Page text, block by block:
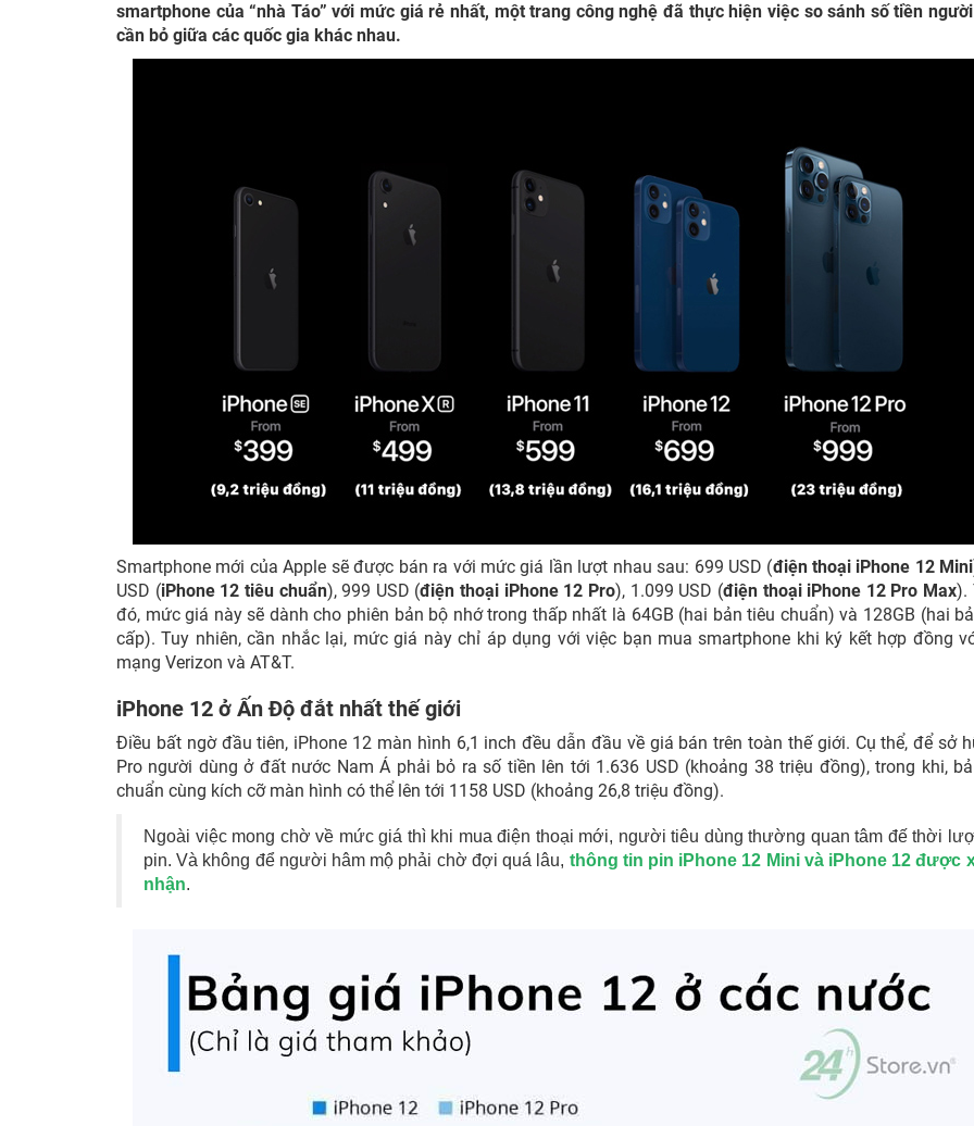
smartphone của “nhà Táo” với mức giá rẻ nhất, một trang công nghệ đã thực hiện việc so sánh số tiền
cần bỏ giữa các quốc gia khác nhau.
Smartphone mới của Apple sẽ được bán ra với mức giá lần lượt nhau sau: 699 USD (điện thoại iPhone 12 Mini
USD (iPhone 12 tiêu chuẩn), 999 USD (điện thoại iPhone 12 Pro), 1.099 USD (điện thoại iPhone 12 Pro Max).
đó, mức giá này sẽ dành cho phiên bản bộ nhớ trong thấp nhất là 64GB (hai bản tiêu chuẩn) và 128GB (hai
cấp). Tuy nhiên, cần nhắc lại, mức giá này chỉ áp dụng với việc bạn mua smartphone khi ký kết hợp đồng
mạng Verizon và AT&T.
iPhone 12 ở Ấn Độ đắt nhất thế giới
Điều bất ngờ đầu tiên, iPhone 12 màn hình 6,1 inch đều dẫn đầu về giá bán trên toàn thế giới. Cụ thể, để sở
Pro người dùng ở đất nước Nam Á phải bỏ ra số tiền lên tới 1.636 USD (khoảng 38 triệu đồng), trong khi,
chuẩn cùng kích cỡ màn hình có thể lên tới 1158 USD (khoảng 26,8 triệu đồng).
Ngoài việc mong chờ về mức giá thì khi mua điện thoại mới, người tiêu dùng thường quan tâm đế thời
pin. Và không để người hâm mộ phải chờ đợi quá lâu, thông tin pin iPhone 12 Mini và iPhone 12 được
nhận.